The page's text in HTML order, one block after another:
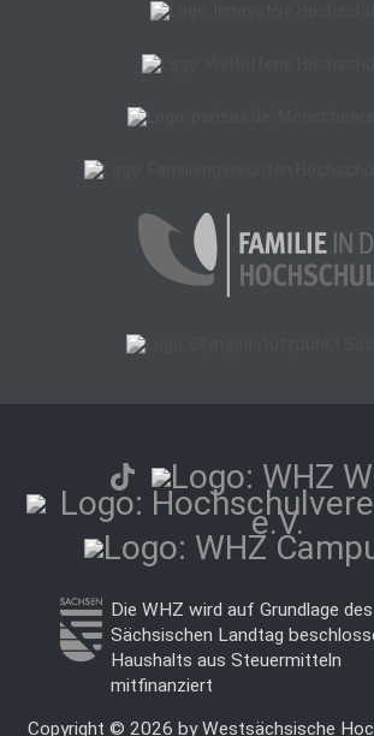
Die WHZ wird auf Grundlage
Sächsischen Landtag
Haushalts aus Steuermitteln
mitfinanziert
Copyright © 2026 by Westsächsische